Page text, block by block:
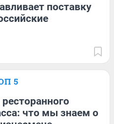
поставку
5
что мы знаем о